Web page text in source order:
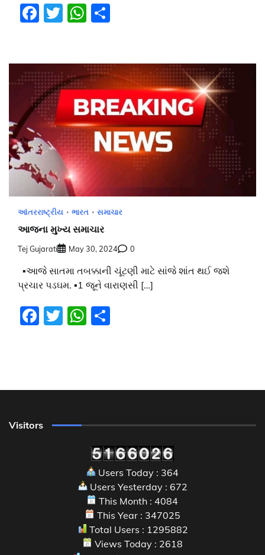
Facebook
TwitterWhatsApp
આંતરરાષ્ટ્રીય ભારત સમાચાર
આજના મુખ્ય સમાચાર
Tej Gujarati May 30, 2024 0
▪️આજે સાતમા તબક્કાની ચૂંટણી માટે સાંજે શાંત થઈ જશે
પ્રચાર પડઘમ. ▪️1 જૂને વારાણસી […]
Facebook
TwitterWhatsApp
Visitors
Users Today : 364
Users Yesterday : 672
This Month : 4084
This Year : 347025
Total Users : 1295882
Views Today : 2618